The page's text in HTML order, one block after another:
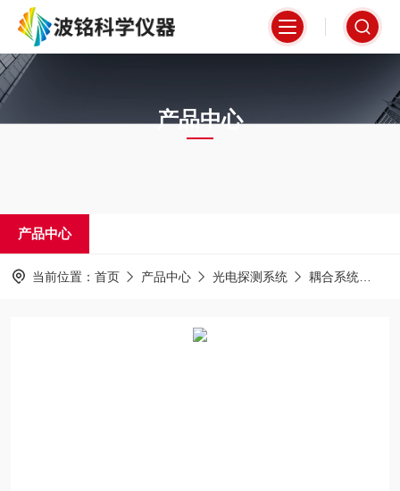
产品中心
产品中心
当前位置： 首页 产品中心 光电探测系统 耦合系统